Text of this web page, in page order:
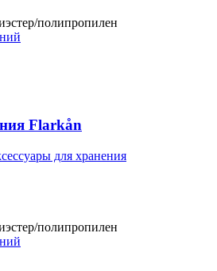
полипропилен
Flarkån
для хранения
₽.
полипропилен